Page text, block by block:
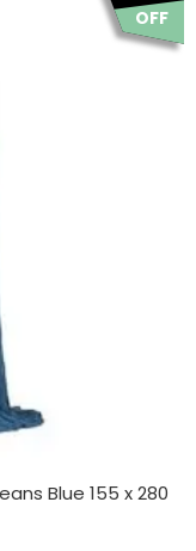
OFF
Blue 155 x 280